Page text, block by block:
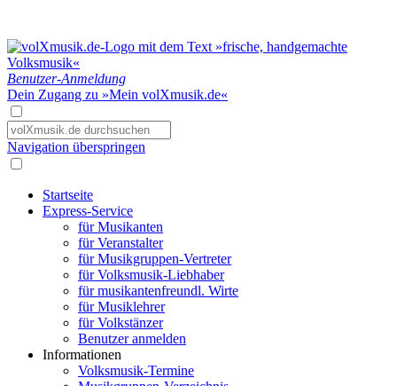
Benutzer-Anmeldung
Dein Zugang zu »Mein volXmusik.de«
Navigation überspringen
Startseite
Express-Service
für Musikanten
für Veranstalter
für Musikgruppen-Vertreter
für Volksmusik-Liebhaber
für musikantenfreundl. Wirte
für Musiklehrer
für Volkstänzer
Benutzer anmelden
Informationen
Volksmusik-Termine